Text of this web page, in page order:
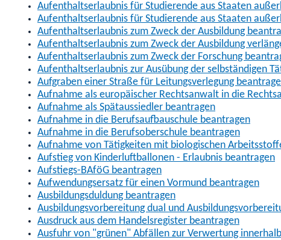
Aufenthaltserlaubnis für Studierende aus Staaten
Aufenthaltserlaubnis für Studierende aus Staaten
Aufenthaltserlaubnis zum Zweck der Ausbildung
Aufenthaltserlaubnis zum Zweck der Ausbildung
Aufenthaltserlaubnis zum Zweck der Forschung
Aufenthaltserlaubnis zur Ausübung der selbständigen
Aufgraben einer Straße für Leitungsverlegung
Aufnahme als europäischer Rechtsanwalt in die
Aufnahme als Spätaussiedler beantragen
Aufnahme in die Berufsaufbauschule beantragen
Aufnahme in die Berufsoberschule beantragen
Aufnahme von Tätigkeiten mit biologischen
Aufstieg von Kinderluftballonen - Erlaubnis beantragen
Aufstiegs-BAföG beantragen
Aufwendungsersatz für einen Vormund beantragen
Ausbildungsduldung beantragen
Ausbildungsvorbereitung dual und
Ausdruck aus dem Handelsregister beantragen
Ausfuhr von "grünen" Abfällen zur Verwertung